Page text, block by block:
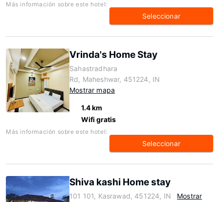
Más información sobre este hotel:
Seleccionar
Vrinda's Home Stay
Sahastradhara
Rd, Maheshwar, 451224, IN
Mostrar mapa
1.4 km
Wifi gratis
Más información sobre este hotel:
Seleccionar
Shiva kashi Home stay
101 101, Kasrawad, 451224, IN
Mostrar